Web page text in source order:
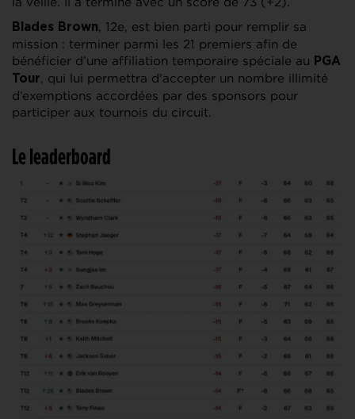
Blades Brown, 12e, est bien parti pour remplir sa
mission : terminer parmi les 21 premiers afin de
bénéficier d’une affiliation temporaire spéciale au PGA
Tour, qui lui permettra d’accepter un nombre illimité
d’exemptions accordées par des sponsors pour
participer aux tournois du circuit.
Le leaderboard